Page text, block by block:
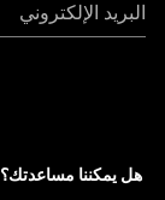
البريد الإلكتروني
هل يمكننا مساعدتك؟